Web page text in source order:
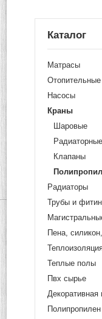
Каталог
Матрасы
Насосы
Краны
Шаровые
Радиаторные
Клапаны
Радиаторы
Трубы и
Пена,
Теплые полы
Пвх сырье